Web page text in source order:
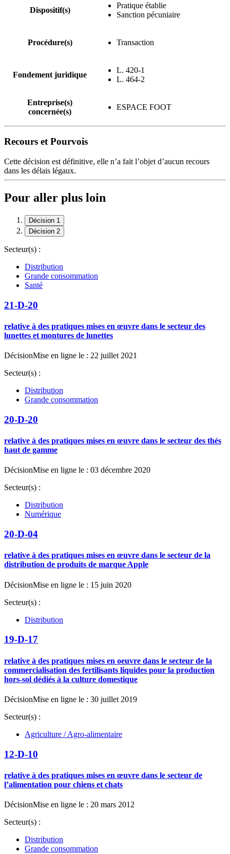
Dispositif(s)
Pratique établie
Sanction pécuniaire
Procédure(s) Transaction
Fondement juridique
L. 420-1
L. 464-2
Entreprise(s)
concernée(s)
ESPACE FOOT
Recours et Pourvois
Cette décision est définitive, elle n’a fait l’objet d’aucun recours
dans les délais légaux.
Pour aller plus loin
Décision 1
Décision 2
Secteur(s) :
Distribution
Grande consommation
Santé
21-D-20
relative à des pratiques mises en œuvre dans le secteur des
lunettes et montures de lunettes
DécisionMise en ligne le : 22 juillet 2021
Secteur(s) :
Distribution
Grande consommation
20-D-20
relative à des pratiques mises en œuvre dans le secteur des thés
haut de gamme
DécisionMise en ligne le : 03 décembre 2020
Secteur(s) :
Distribution
Numérique
20-D-04
relative à des pratiques mises en œuvre dans le secteur de la
distribution de produits de marque Apple
DécisionMise en ligne le : 15 juin 2020
Secteur(s) :
Distribution
19-D-17
relative à des pratiques mises en oeuvre dans le secteur de la
commercialisation des fertilisants liquides pour la production
hors-sol dédiés à la culture domestique
DécisionMise en ligne le : 30 juillet 2019
Secteur(s) :
Agriculture / Agro-alimentaire
12-D-10
relative à des pratiques mises en œuvre dans le secteur de
l’alimentation pour chiens et chats
DécisionMise en ligne le : 20 mars 2012
Secteur(s) :
Distribution
Grande consommation